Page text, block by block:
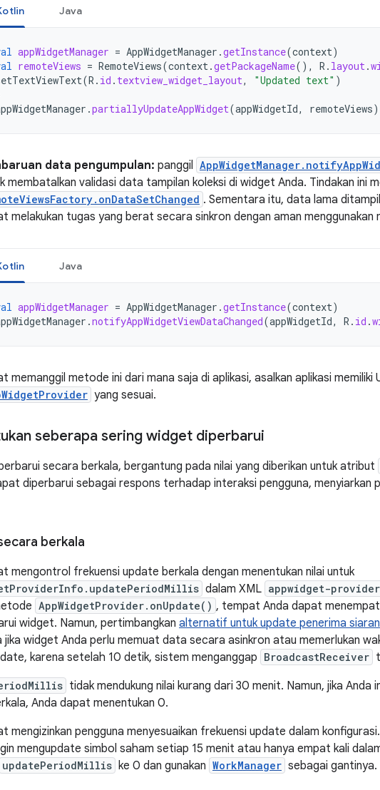
Java
appWidgetManager = AppWidgetManager .getInstance(context)
remoteViews = RemoteViews(context.getPackageName(), R . layout.
(R . id . textview_widget_layout, "Updated text" )
.partiallyUpdateAppWidget(appWidgetId, remoteViews)
data pengumpulan: panggil
membatalkan validasi data tampilan koleksi di widget Anda. Tindakan ini
. Sementara itu, data lama
melakukan tugas yang berat secara sinkron dengan aman menggunakan
Java
appWidgetManager = AppWidgetManager .getInstance(context)
.notifyAppWidgetViewDataChanged(appWidgetId, R . id .
memanggil metode ini dari mana saja di aplikasi, asalkan aplikasi memiliki
yang sesuai.
seberapa sering widget diperbarui
secara berkala, bergantung pada nilai yang diberikan untuk atribut
diperbarui sebagai respons terhadap interaksi pengguna, menyiarkan
berkala
mengontrol frekuensi update berkala dengan menentukan nilai untuk
dalam XML appwidget-provider
AppWidgetProvider.onUpdate() , tempat Anda dapat
widget. Namun, pertimbangkan alternatif untuk update penerima siaran
jika widget Anda perlu memuat data secara asinkron atau memerlukan
karena setelah 10 detik, sistem menganggap BroadcastReceiver
tidak mendukung nilai kurang dari 30 menit. Namun, jika Anda
Anda dapat menentukan 0.
mengizinkan pengguna menyesuaikan frekuensi update dalam
mengupdate simbol saham setiap 15 menit atau hanya empat kali
updatePeriodMillis ke 0 dan gunakan WorkManager sebagai gantinya.